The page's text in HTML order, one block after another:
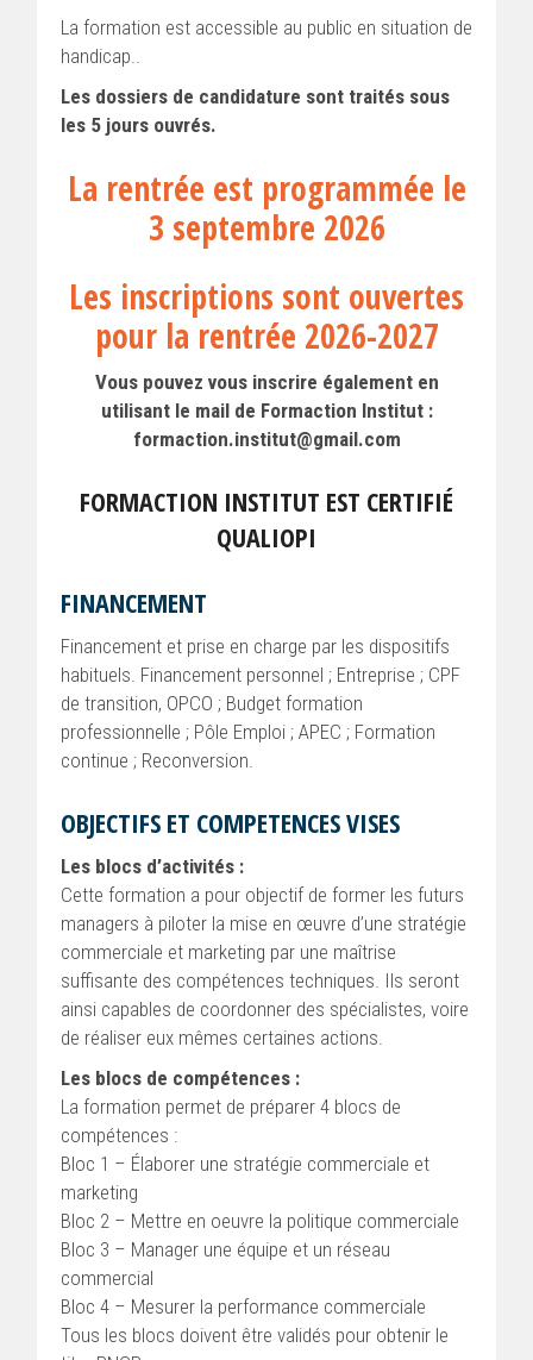
La formation est accessible au public en situation de
handicap..
Les dossiers de candidature sont traités sous
les 5 jours ouvrés.
La rentrée est programmée le
3 septembre 2026
Les inscriptions sont ouvertes
pour la rentrée 2026-2027
Vous pouvez vous inscrire également en
utilisant le mail de Formaction Institut :
formaction.institut@gmail.com
FORMACTION INSTITUT EST CERTIFIÉ
QUALIOPI
FINANCEMENT
Financement et prise en charge par les dispositifs
habituels. Financement personnel ; Entreprise ; CPF
de transition, OPCO ; Budget formation
professionnelle ; Pôle Emploi ; APEC ; Formation
continue ; Reconversion.
OBJECTIFS ET COMPETENCES VISES
Les blocs d’activités :
Cette formation a pour objectif de former les futurs
managers à piloter la mise en œuvre d’une stratégie
commerciale et marketing par une maîtrise
suffisante des compétences techniques. Ils seront
ainsi capables de coordonner des spécialistes, voire
de réaliser eux mêmes certaines actions.
Les blocs de compétences :
La formation permet de préparer 4 blocs de
compétences :
Bloc 1 – Élaborer une stratégie commerciale et
marketing
Bloc 2 – Mettre en oeuvre la politique commerciale
Bloc 3 – Manager une équipe et un réseau
commercial
Bloc 4 – Mesurer la performance commerciale
Tous les blocs doivent être validés pour obtenir le